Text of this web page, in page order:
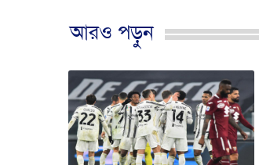
আরও পড়ুন